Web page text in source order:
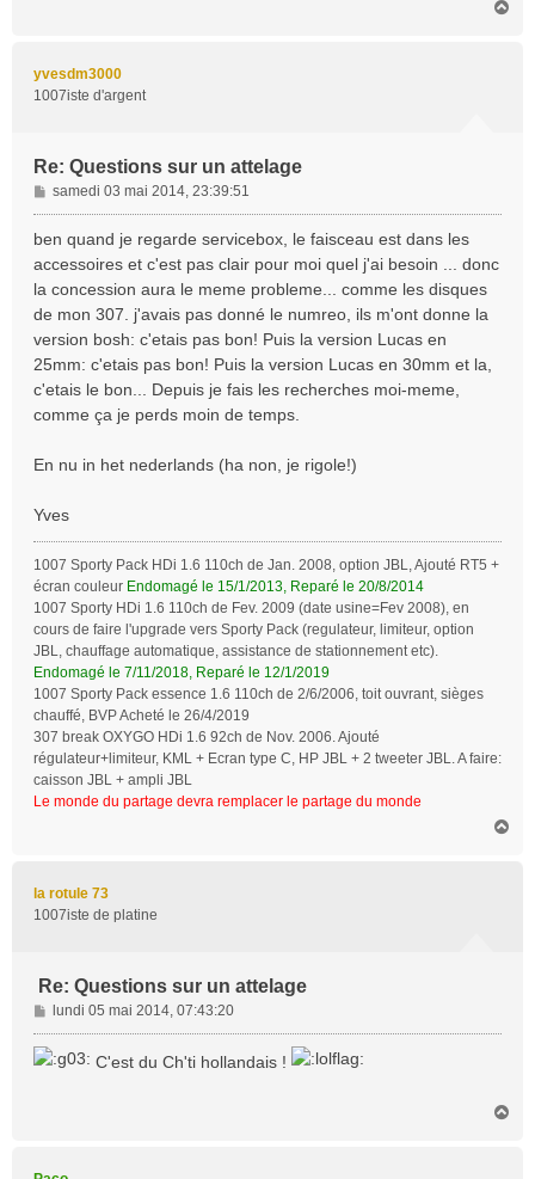
yvesdm3000
1007iste d'argent
Re: Questions sur un attelage
M
e
s
g
e
samedi 03 mai 2014, 23:39:51
ben quand je regarde servicebox, le faisceau est dans les
accessoires et c'est pas clair pour moi quel j'ai besoin ... donc
la concession aura le meme probleme... comme les disques
de mon 307. j'avais pas donné le numreo, ils m'ont donne la
version bosh: c'etais pas bon! Puis la version Lucas en
25mm: c'etais pas bon! Puis la version Lucas en 30mm et la,
c'etais le bon... Depuis je fais les recherches moi-meme,
comme ça je perds moin de temps.
En nu in het nederlands (ha non, je rigole!)
Yves
1007 Sporty Pack HDi 1.6 110ch de Jan. 2008, option JBL, Ajouté RT5 +
écran couleur Endomagé le 15/1/2013, Reparé le 20/8/2014
1007 Sporty HDi 1.6 110ch de Fev. 2009 (date usine=Fev 2008), en
cours de faire l'upgrade vers Sporty Pack (regulateur, limiteur, option
JBL, chauffage automatique, assistance de stationnement etc).
Endomagé le 7/11/2018, Reparé le 12/1/2019
1007 Sporty Pack essence 1.6 110ch de 2/6/2006, toit ouvrant, sièges
chauffé, BVP Acheté le 26/4/2019
307 break OXYGO HDi 1.6 92ch de Nov. 2006. Ajouté
régulateur+limiteur, KML + Ecran type C, HP JBL + 2 tweeter JBL. A faire:
caisson JBL + ampli JBL
Le monde du partage devra remplacer le partage du monde
la rotule 73
1007iste de platine
Re: Questions sur un attelage
M
e
s
lundi 05 mai 2014, 07:43:20
C'est du Ch'ti hollandais !